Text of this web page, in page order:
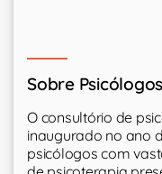
Sobre
O consultório de
inaugurado no ano
psicólogos com